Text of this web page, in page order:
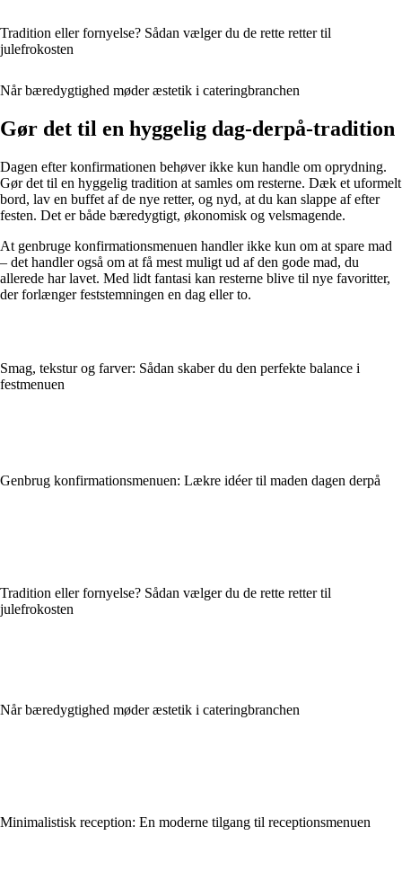
Tradition eller fornyelse? Sådan vælger du de rette retter til
julefrokosten
Når bæredygtighed møder æstetik i cateringbranchen
Gør det til en hyggelig dag-derpå-tradition
Dagen efter konfirmationen behøver ikke kun handle om oprydning.
Gør det til en hyggelig tradition at samles om resterne. Dæk et uformelt
bord, lav en buffet af de nye retter, og nyd, at du kan slappe af efter
festen. Det er både bæredygtigt, økonomisk og velsmagende.
At genbruge konfirmationsmenuen handler ikke kun om at spare mad
– det handler også om at få mest muligt ud af den gode mad, du
allerede har lavet. Med lidt fantasi kan resterne blive til nye favoritter,
der forlænger feststemningen en dag eller to.
Smag, tekstur og farver: Sådan skaber du den perfekte balance i
festmenuen
Genbrug konfirmationsmenuen: Lækre idéer til maden dagen derpå
Tradition eller fornyelse? Sådan vælger du de rette retter til
julefrokosten
Når bæredygtighed møder æstetik i cateringbranchen
Minimalistisk reception: En moderne tilgang til receptionsmenuen